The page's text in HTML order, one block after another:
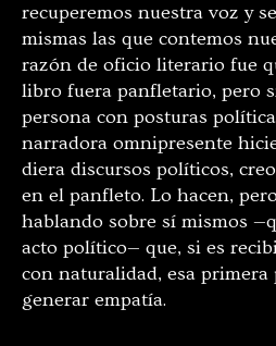
recuperemos nuestra voz y
mismas las que contemos
razón de oficio literario fue
libro fuera panfletario, pero
persona con posturas
narradora omnipresente
diera discursos políticos,
en el panfleto. Lo hacen,
hablando sobre sí mismos
acto político— que, si es
con naturalidad, esa primera
generar empatía.